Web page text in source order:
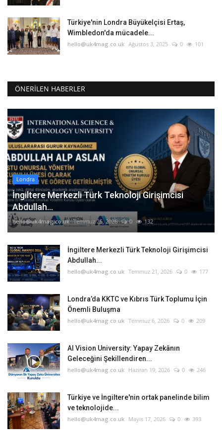
Türkiye'nin Londra Büyükelçisi Ertaş,
Wimbledon'da mücadele...
hello@uk4mag.co.uk Ağustos 3, 2025 0 101
ÖNERILEN HABERLER
Londra
İngiltere Merkezli Türk Teknoloji Girişimcisi
Abdullah...
hello@uk4mag.co.uk Temmuz 25, 2026 0 132
İngiltere Merkezli Türk Teknoloji Girişimcisi
Abdullah...
hello@uk4mag.co.uk Temmuz 21, 2026 0 177
Londra’da KKTC ve Kıbrıs Türk Toplumu İçin
Önemli Buluşma
hello@uk4mag.co.uk Temmuz 6, 2026 0 209
AI Vision University: Yapay Zekânın
Geleceğini Şekillendiren...
hello@uk4mag.co.uk Haziran 19, 2026 0 246
Türkiye ve İngiltere'nin ortak panelinde bilim
ve teknolojide...
hello@uk4mag.co.uk Mayıs 17, 2026 0 393